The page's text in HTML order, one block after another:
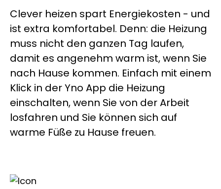
Clever heizen spart Energiekosten - und
ist extra komfortabel. Denn: die Heizung
muss nicht den ganzen Tag laufen,
damit es angenehm warm ist, wenn Sie
nach Hause kommen. Einfach mit einem
Klick in der Yno App die Heizung
einschalten, wenn Sie von der Arbeit
losfahren und Sie können sich auf
warme Füße zu Hause freuen.